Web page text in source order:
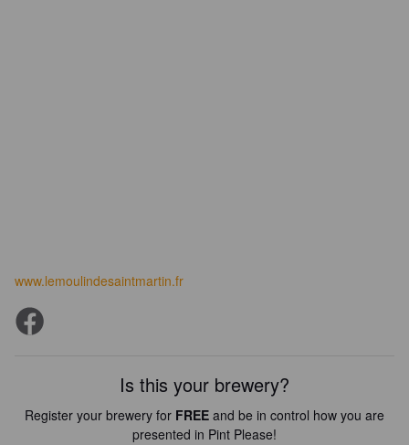
www.lemoulindesaintmartin.fr
Is this your brewery?
Register your brewery for FREE and be in control how you are
presented in Pint Please!